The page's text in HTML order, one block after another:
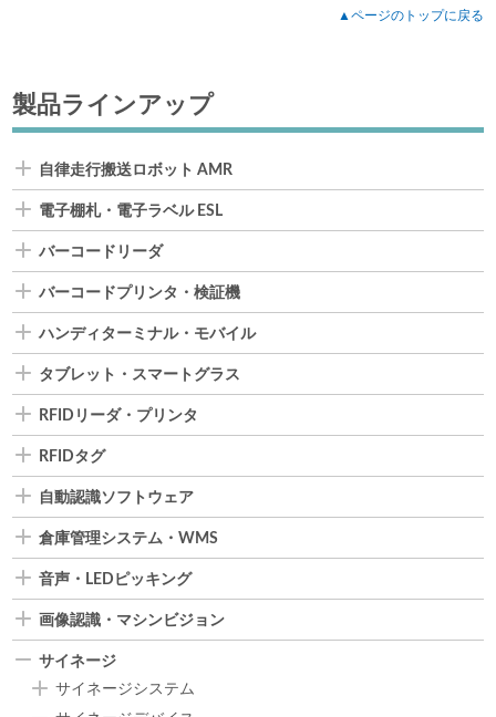
製品ラインアップ
自律走行搬送ロボット AMR
電子棚札・電子ラベル ESL
バーコードリーダ
バーコードプリンタ・検証機
ハンディターミナル・モバイル
タブレット・スマートグラス
RFIDリーダ・プリンタ
RFIDタグ
自動認識ソフトウェア
倉庫管理システム・WMS
音声・LEDピッキング
画像認識・マシンビジョン
サイネージ
サイネージシステム
▲ページのトップに戻る